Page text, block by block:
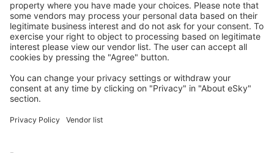
uživatele.
Ubytování dle vašeho gusta
Vyberte si z více než 1.3 milionu zařízení: hotelů,
Nejvyhledávanější hotely uživateli eSky